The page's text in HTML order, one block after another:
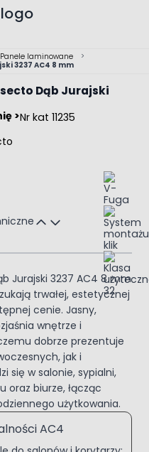
Panele laminowane
>
3237 AC4 8 mm
Dąb Jurajski
>Nr kat 11235
Jurajski 3237 AC4 8 mm
trwałej, estetycznej
cenie. Jasny,
wnętrze i
dobrze prezentuje
jak i
się w salonie, sypialni,
oraz biurze, łącząc
użytkowania.
AC4